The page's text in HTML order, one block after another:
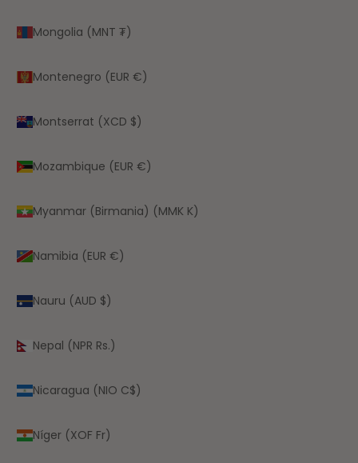
Mongolia (MNT ₮)
Montenegro (EUR €)
Montserrat (XCD $)
Mozambique (EUR €)
Myanmar (Birmania) (MMK K)
Namibia (EUR €)
Nauru (AUD $)
Nepal (NPR Rs.)
Nicaragua (NIO C$)
Níger (XOF Fr)